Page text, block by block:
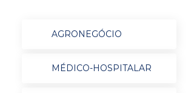
AGRONEGÓCIO
MÉDICO-HOSPITALAR